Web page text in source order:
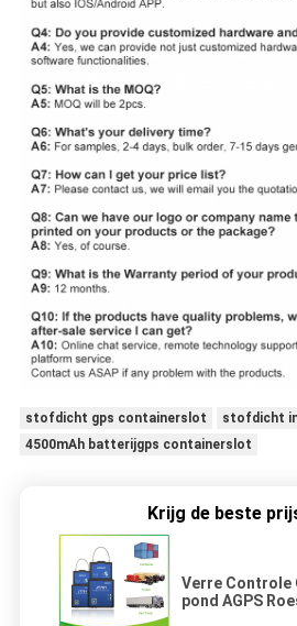
stofdicht gps containerslot
stofdicht
4500mAh batterijgps containerslot
Krijg de beste
Verre Controle
pond AGPS